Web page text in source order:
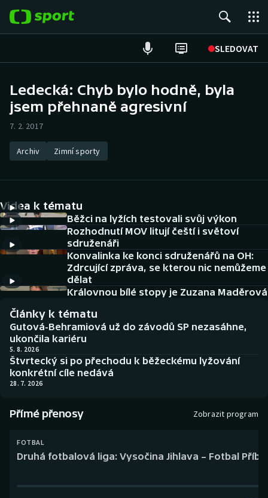
SLEDOVAT
Hokej
Atletika
DALŠÍ SPORTY
Americký fotbal
Baseball a softbal
Biatlon
Boby a skeleton
Curling
Dostihy
NEPŘEHLÉDNĚTE
Aplikace ČT sport
AZ kvíz
Ledecká: Chyb bylo hodně, byla
jsem přehnaně agresivní
7. 2. 2017
Archiv Zimní sporty
Videa k tématu
Běžci na lyžích testovali svůj výkon
Rozhodnutí MOV litují čeští i světoví
sdruženáři
Konvalinka ke konci sdruženářů na OH:
Zdrcující zpráva, se kterou nic nemůžeme
dělat
Královnou bílé stopy je Zuzana Maděrová
Články k tématu
Gutová-Behramiová už do závodů SP nezasáhne,
ukončila kariéru
5. 8. 2026
Štvrtecký si po přechodu k běžeckému lyžování
konkrétní cíle nedává
28. 7. 2026
Přímé přenosy Zobrazit program
FOTBAL
Druhá fotbalová liga: Vysočina Jihlava – Fotbal